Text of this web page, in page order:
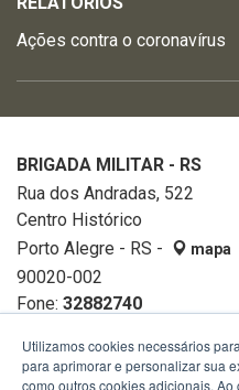
Ações contra o coronavírus
BRIGADA MILITAR - RS
Rua dos Andradas, 522
Centro Histórico
Porto Alegre - RS -
mapa
90020-002
Fone: 32882740
Utilizamos cookies necessários
para aprimorar e personalizar sua
como outros cookies adicionais. Ao